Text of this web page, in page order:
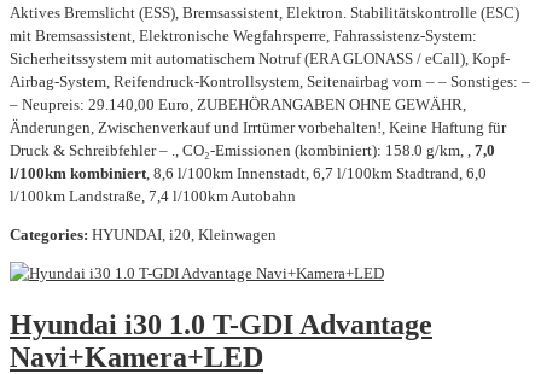
Aktives Bremslicht (ESS), Bremsassistent, Elektron. Stabilitätskontrolle (ESC)
mit Bremsassistent, Elektronische Wegfahrsperre, Fahrassistenz-System:
Sicherheitssystem mit automatischem Notruf (ERA GLONASS / eCall), Kopf-
Airbag-System, Reifendruck-Kontrollsystem, Seitenairbag vorn – – Sonstiges: –
– Neupreis: 29.140,00 Euro, ZUBEHÖRANGABEN OHNE GEWÄHR,
Änderungen, Zwischenverkauf und Irrtümer vorbehalten!, Keine Haftung für
Druck & Schreibfehler – ., CO₂-Emissionen (kombiniert): 158.0 g/km, , 7,0
l/100km kombiniert , 8,6 l/100km Innenstadt, 6,7 l/100km Stadtrand, 6,0
l/100km Landstraße, 7,4 l/100km Autobahn
Categories: HYUNDAI, i20, Kleinwagen
Hyundai i30 1.0 T-GDI Advantage
Navi+Kamera+LED